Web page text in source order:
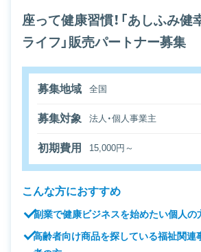
座って健康習慣！「あしふみ健
ライフ」販売パートナー募集
募集地域 全国
募集対象 法人・個人事業主
初期費用 15,000円～
こんな方におすすめ
副業で健康ビジネスを始めたい個人の
高齢者向け商品を探している福祉関連